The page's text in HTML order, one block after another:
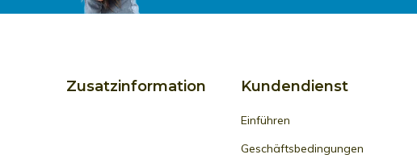
Zusatzinformation Kundendienst
Einführen
Geschäftsbedingungen